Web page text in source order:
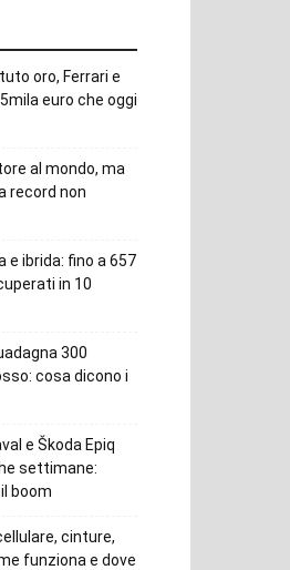
oro, Ferrari e
euro che oggi
al mondo, ma
record non
e ibrida: fino a 657
in 10
300
cosa dicono i
e Škoda Epiq
settimane:
boom
cinture,
funziona e dove